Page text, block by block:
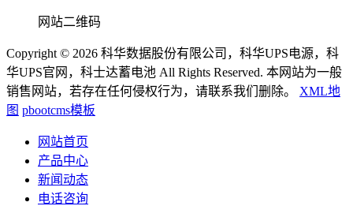
网站二维码
Copyright © 2026 科华数据股份有限公司，科华UPS电源，科
华UPS官网，科士达蓄电池 All Rights Reserved. 本网站为一般
销售网站，若存在任何侵权行为，请联系我们删除。 XML地
图 pbootcms模板
网站首页
产品中心
新闻动态
电话咨询